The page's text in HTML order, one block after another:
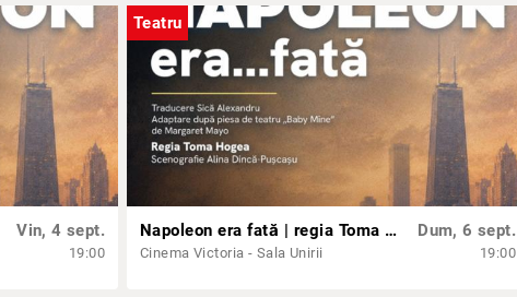
Vin, 4 sept.
19:00
Teatru
Napoleon era fată | regia Toma Hogea, cu Marius Manole și Medeea Marinescu
Cinema Victoria - Sala Unirii
Dum, 6 sept.
19:00